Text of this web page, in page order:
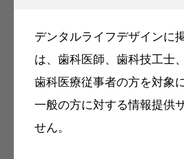
デンタルライフデザインに
は、歯科医師、歯科技工士
歯科医療従事者の方を対象
一般の方に対する情報提供
せん。
メリット